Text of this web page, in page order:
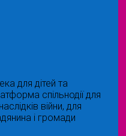
для дітей та
спільнодії для
війни, для
і громади